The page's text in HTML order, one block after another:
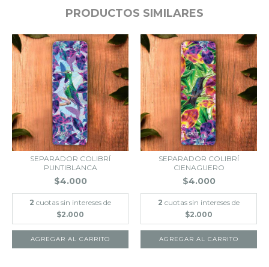
PRODUCTOS SIMILARES
SEPARADOR COLIBRÍ
PUNTIBLANCA
$4.000
2 cuotas sin intereses de
$2.000
SEPARADOR COLIBRÍ
CIENAGUERO
$4.000
2 cuotas sin intereses de
$2.000